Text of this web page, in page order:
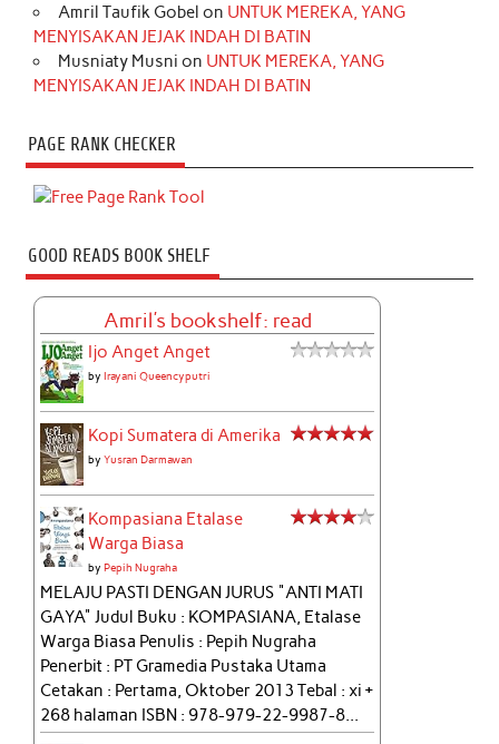
Amril Taufik Gobel on UNTUK MEREKA, YANG
MENYISAKAN JEJAK INDAH DI BATIN
Musniaty Musni on UNTUK MEREKA, YANG
MENYISAKAN JEJAK INDAH DI BATIN
PAGE RANK CHECKER
GOOD READS BOOK SHELF
Amril's bookshelf: read
Ijo Anget Anget
byIrayani Queencyputri
Kopi Sumatera di Amerika
byYusran Darmawan
Kompasiana Etalase
Warga Biasa
byPepih Nugraha
MELAJU PASTI DENGAN JURUS "ANTI MATI
GAYA" Judul Buku : KOMPASIANA, Etalase
Warga Biasa Penulis : Pepih Nugraha
Penerbit : PT Gramedia Pustaka Utama
Cetakan : Pertama, Oktober 2013 Tebal : xi +
268 halaman ISBN : 978-979-22-9987-8...